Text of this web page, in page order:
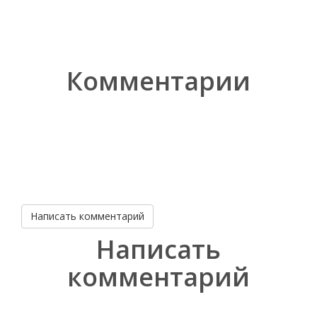
Комментарии
Написать комментарий
Написать
комментарий